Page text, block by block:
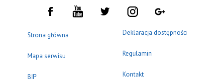
Strona główna
Mapa serwisu
BIP
Deklaracja dostępności
Regulamin
Kontakt